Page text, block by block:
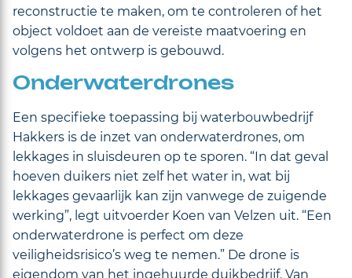
reconstructie te maken, om te controleren of het
object voldoet aan de vereiste maatvoering en
volgens het ontwerp is gebouwd.
Onderwaterdrones
Een specifieke toepassing bij waterbouwbedrijf
Hakkers is de inzet van onderwaterdrones, om
lekkages in sluisdeuren op te sporen. “In dat geval
hoeven duikers niet zelf het water in, wat bij
lekkages gevaarlijk kan zijn vanwege de zuigende
werking”, legt uitvoerder Koen van Velzen uit. “Een
onderwaterdrone is perfect om deze
veiligheidsrisico’s weg te nemen.” De drone is
eigendom van het ingehuurde duikbedrijf. Van